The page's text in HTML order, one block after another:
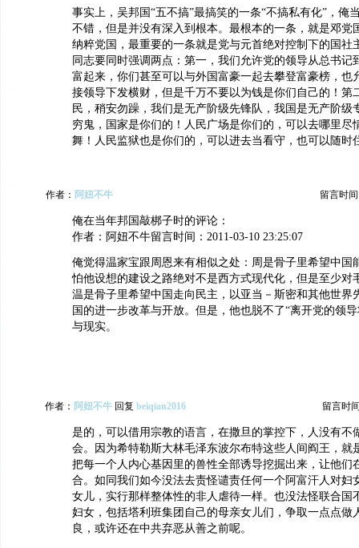
事实上，吴邦国“五不搞”最搞笑的一条“不搞私有化”，俺
不错，但是并没有深入到根本。最根本的一条，就是邓党
纳粹党国，最重要的一条就是党与元首绝对控制下的国社
同志要同时强调两点：第一，我们允许党的领导从总书记
富起来，你们甚至可以与外国富豪一起去攀登富豪榜，也
接领导下发横财，但是千万不要以为钱是你们自己的！第
民，稍安勿躁，我们是无产阶级先锋队，我国是无产阶级
穷鬼，国家是你们的！人民广场是你们的，可以去哪里尽
舞！人民监狱也是你们的，可以进去当看守，也可以随时
作者： 阿妞不牛 留言时间
俺在当年邦国敲梆子时的评论：
作者：阿妞不牛留言时间：2011-03-10 23:25:07
俺觉得温家宝跟周恩来有相似之处：周是骨子里希望中国
怕他设想的建设之路绝对不是西方式现代化，但是至少对
温是骨子里希望中国走向民主，以亚当－斯密和其他世界
国的进一步改革与开放。但是，他也脱不了“离开党的领
与现实。
作者： 阿妞不牛 回复 beiqian2016 留言时
是的，可以借用宗教的语言，在撒旦的掌控下，人没有不
会。因为希特勒斯大林毛泽东波尔布特这些人间阎王，就
把每一个人内心基因里的兽性全部诱导挖掘出来，让他们
合。如同我们如今没法去责怪谴责任何一个阿富汗人对妇
女儿，实行那样整体性的非人虐待一样。也没法怪联合国
妇女，包括塔利班集团自己的母亲女儿们，争取一点点做
良，或许还在中共弃恶从善之前呢。